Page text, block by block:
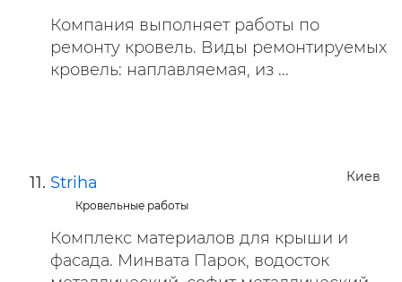
Компания выполняет работы по
ремонту кровель. Виды ремонтируемых
кровель: наплавляемая, из ...
Киев
Striha
Кровельные работы
Комплекс материалов для крыши и
фасада. Минвата Парок, водосток